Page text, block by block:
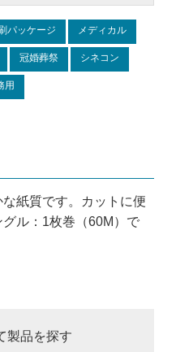
パッケージ メディカル
冠婚葬祭 シネコン
用
紙質です。カットに便
ル：1枚巻（60M）で
製品を探す